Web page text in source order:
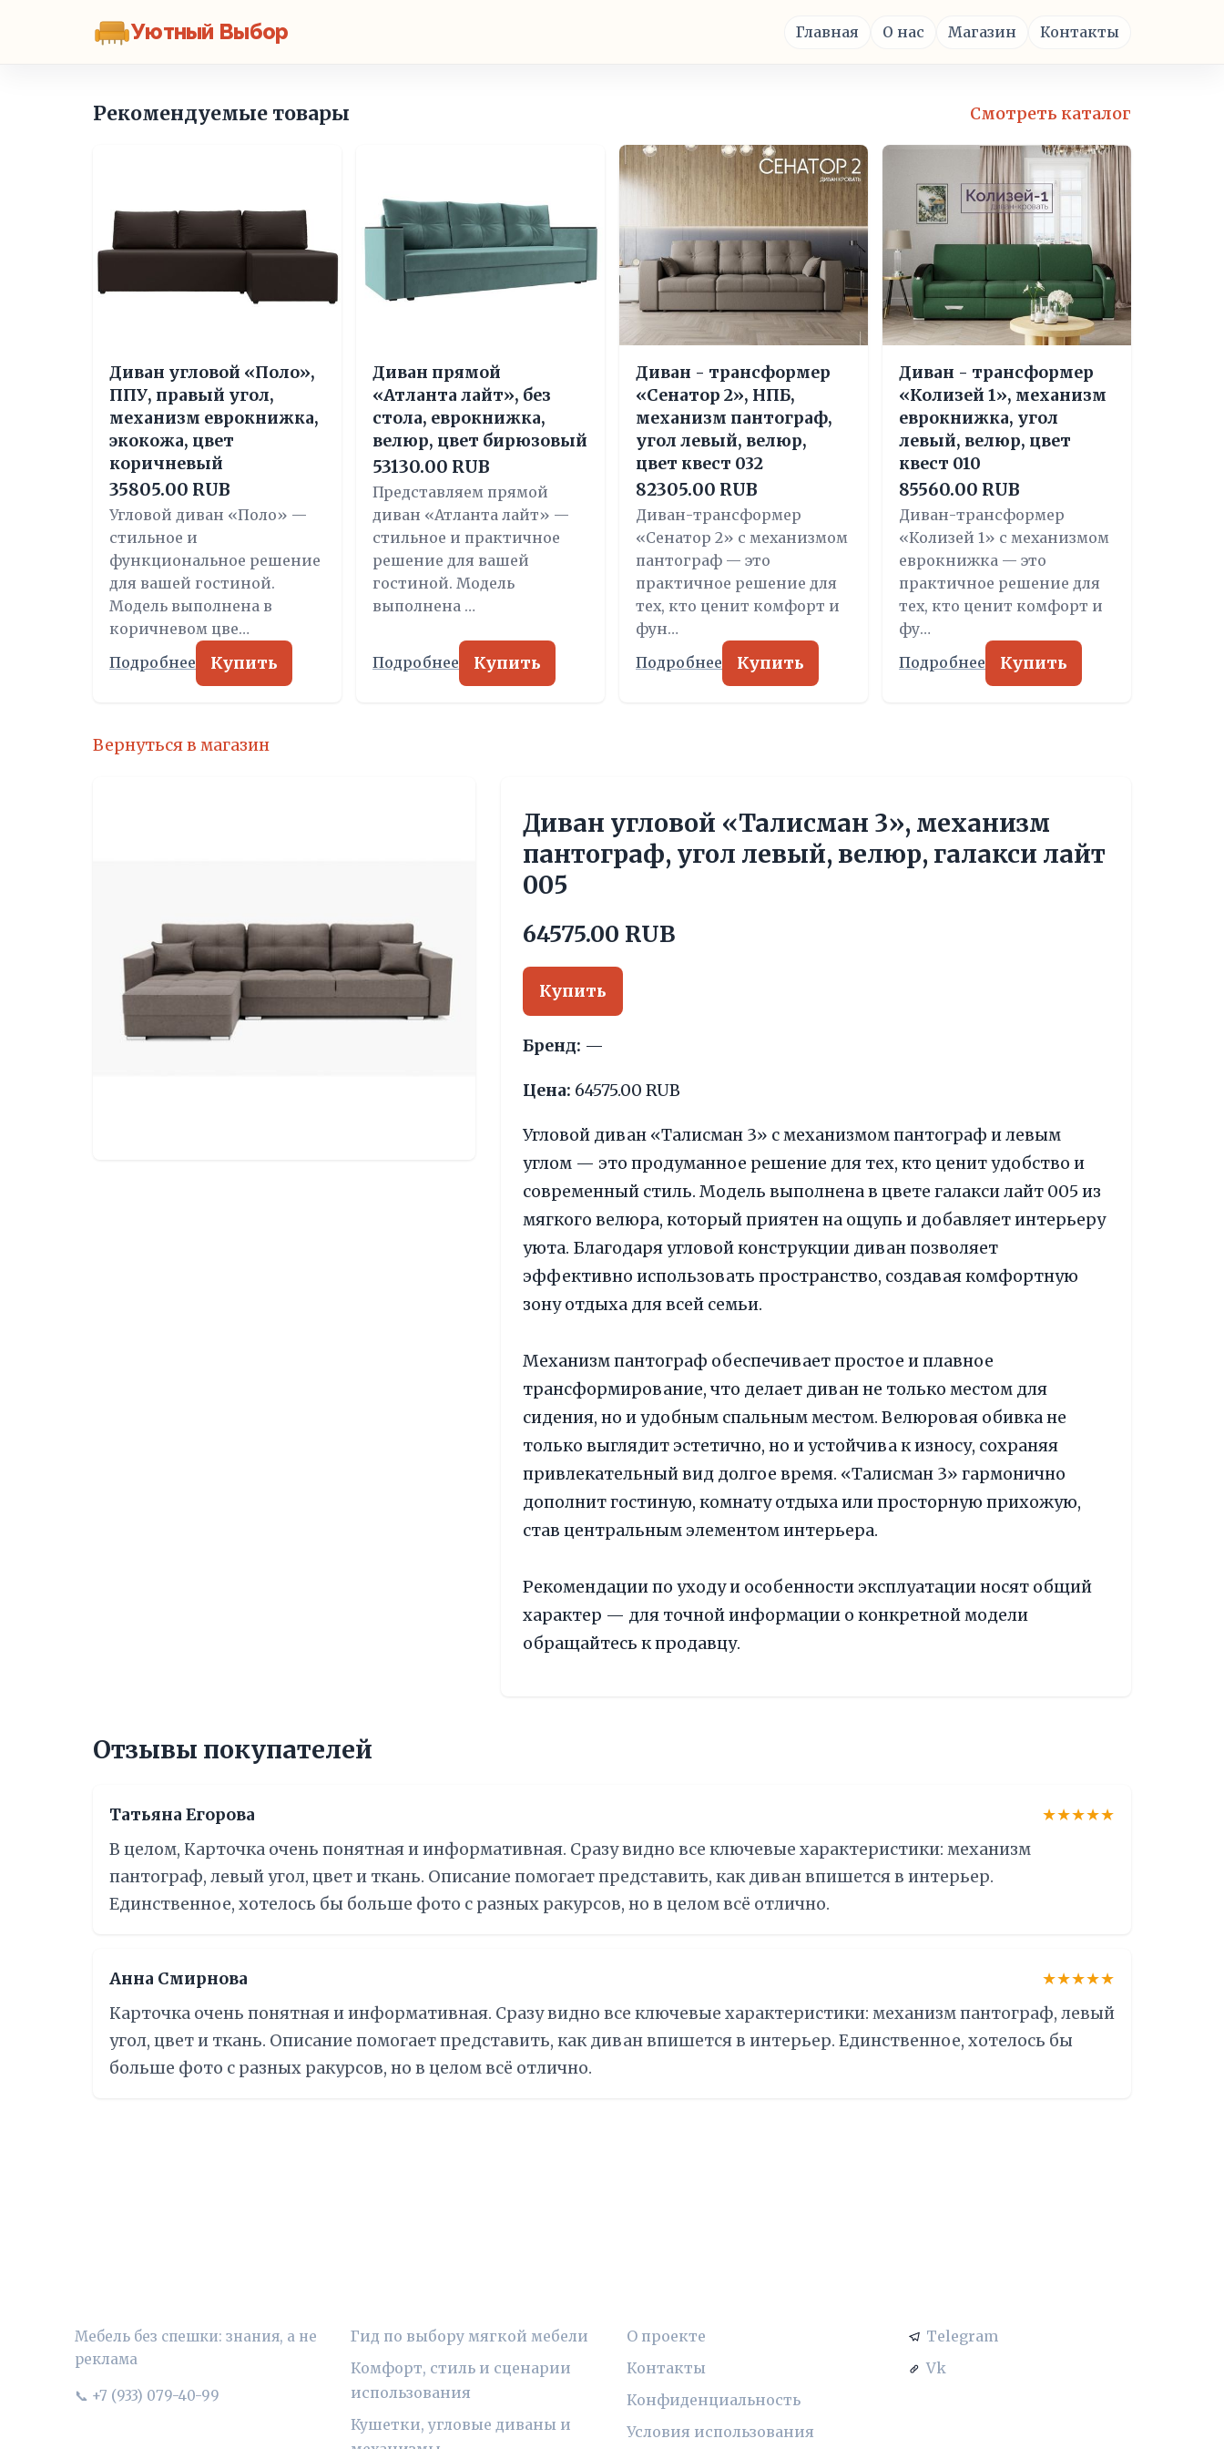
Уютный Выбор Главная О нас Магазин Контакты
Рекомендуемые товары Смотреть каталог
Диван угловой «Поло»,
ППУ, правый угол,
механизм еврокнижка,
экокожа, цвет
коричневый
35805.00 RUB
Угловой диван «Поло» —
стильное и
функциональное решение
для вашей гостиной.
Модель выполнена в
коричневом цве…
Подробнее Купить
Диван прямой
«Атланта лайт», без
стола, еврокнижка,
велюр, цвет бирюзовый
53130.00 RUB
Представляем прямой
диван «Атланта лайт» —
стильное и практичное
решение для вашей
гостиной. Модель
выполнена …
Подробнее Купить
Диван - трансформер
«Сенатор 2», НПБ,
механизм пантограф,
угол левый, велюр,
цвет квест 032
82305.00 RUB
Диван-трансформер
«Сенатор 2» с механизмом
пантограф — это
практичное решение для
тех, кто ценит комфорт и
фун…
Подробнее Купить
Диван - трансформер
«Колизей 1», механизм
еврокнижка, угол
левый, велюр, цвет
квест 010
85560.00 RUB
Диван-трансформер
«Колизей 1» с механизмом
еврокнижка — это
практичное решение для
тех, кто ценит комфорт и
фу…
Подробнее Купить
Вернуться в магазин
Диван угловой «Талисман 3», механизм
пантограф, угол левый, велюр, галакси лайт
005
64575.00 RUB
Купить
Бренд: —
Цена: 64575.00 RUB
Угловой диван «Талисман 3» с механизмом пантограф и левым
углом — это продуманное решение для тех, кто ценит удобство и
современный стиль. Модель выполнена в цвете галакси лайт 005 из
мягкого велюра, который приятен на ощупь и добавляет интерьеру
уюта. Благодаря угловой конструкции диван позволяет
эффективно использовать пространство, создавая комфортную
зону отдыха для всей семьи.
Механизм пантограф обеспечивает простое и плавное
трансформирование, что делает диван не только местом для
сидения, но и удобным спальным местом. Велюровая обивка не
только выглядит эстетично, но и устойчива к износу, сохраняя
привлекательный вид долгое время. «Талисман 3» гармонично
дополнит гостиную, комнату отдыха или просторную прихожую,
став центральным элементом интерьера.
Рекомендации по уходу и особенности эксплуатации носят общий
характер — для точной информации о конкретной модели
обращайтесь к продавцу.
Отзывы покупателей
Татьяна Егорова
★★★★★
В целом, Карточка очень понятная и информативная. Сразу видно все ключевые характеристики: механизм
пантограф, левый угол, цвет и ткань. Описание помогает представить, как диван впишется в интерьер.
Единственное, хотелось бы больше фото с разных ракурсов, но в целом всё отлично.
Анна Смирнова
★★★★★
Карточка очень понятная и информативная. Сразу видно все ключевые характеристики: механизм пантограф, левый
угол, цвет и ткань. Описание помогает представить, как диван впишется в интерьер. Единственное, хотелось бы
больше фото с разных ракурсов, но в целом всё отлично.
Мебель без спешки: знания, а не
реклама
📞 +7 (933) 079-40-99
Гид по выбору мягкой мебели
Комфорт, стиль и сценарии
использования
Кушетки, угловые диваны и
О проекте
Контакты
Конфиденциальность
Условия использования
Telegram
Vk